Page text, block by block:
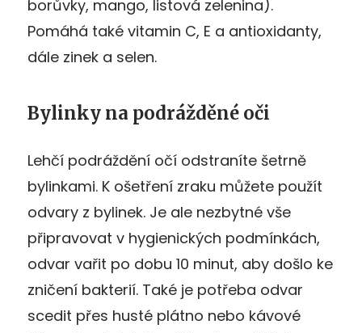
borůvky, mango, listová zelenina).
Pomáhá také vitamin C, E a antioxidanty,
dále zinek a selen.
Bylinky na podrážděné oči
Lehčí podráždění očí odstraníte šetrně
bylinkami. K ošetření zraku můžete použít
odvary z bylinek. Je ale nezbytné vše
připravovat v hygienických podmínkách,
odvar vařit po dobu 10 minut, aby došlo ke
zničení bakterií. Také je potřeba odvar
scedit přes husté plátno nebo kávové